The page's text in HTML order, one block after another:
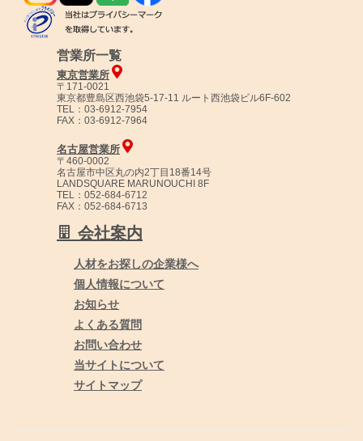
営業所一覧
東京営業所
〒171-0021
東京都豊島区西池袋5-17-11 ルート西池袋ビル6F-602
TEL：03-6912-7954
FAX：03-6912-7964
名古屋営業所
〒460-0002
名古屋市中区丸の内2丁目18番14号
LANDSQUARE MARUNOUCHI 8F
TEL：052-684-6712
FAX：052-684-6713
会社案内
人材をお探しの企業様へ
個人情報について
お知らせ
よくある質問
お問い合わせ
当サイトについて
サイトマップ